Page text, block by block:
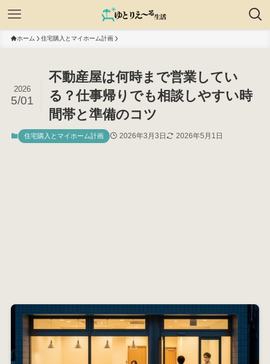
ホーム 住宅購入とマイホーム計画
不動産屋は何時まで営業してい
る？仕事帰りでも相談しやすい時
間帯と準備のコツ
2026
5/01
住宅購入とマイホーム計画 2026年3月3日 2026年5月1日